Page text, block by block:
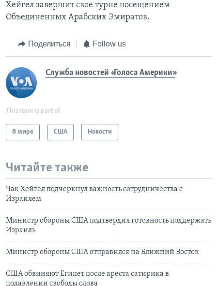
Хейгел завершит свое турне посещением
Объединенных Арабских Эмиратов.
Поделиться Follow us
Служба новостей «Голоса Америки»
This item is part of
В мире США Новости
Читайте также
Чак Хейгел подчеркнул важность сотрудничества с
Израилем
Министр обороны США подтвердил готовность поддержать
Израиль
Министр обороны США отправился на Ближний Восток
США обвиняют Египет после ареста сатирика в
подавлении свободы слова